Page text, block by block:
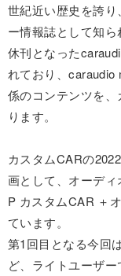
世紀近い歴史を誇
ー情報誌として知ら
休刊となった
れており、caraudio
係のコンテンツを
ります。
カスタムCARの
画として、オーデ
P カスタムCAR ＋
ています。
第1回目となる今回
ど、ライトユーザ